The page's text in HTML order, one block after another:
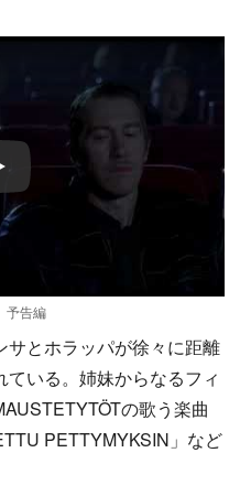
予告編
とホラッパが徐々に距離
いる。姉妹からなるフィ
の歌う楽曲
PETTYMYKSIN」など